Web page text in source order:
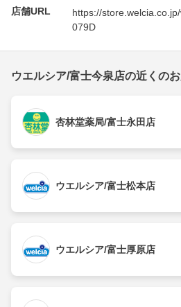
店舗URL
https://
079D
ウエルシア/富士今泉店の近くの
杏林堂薬局/富士永田店
ウエルシア/富士松本店
ウエルシア/富士厚原店